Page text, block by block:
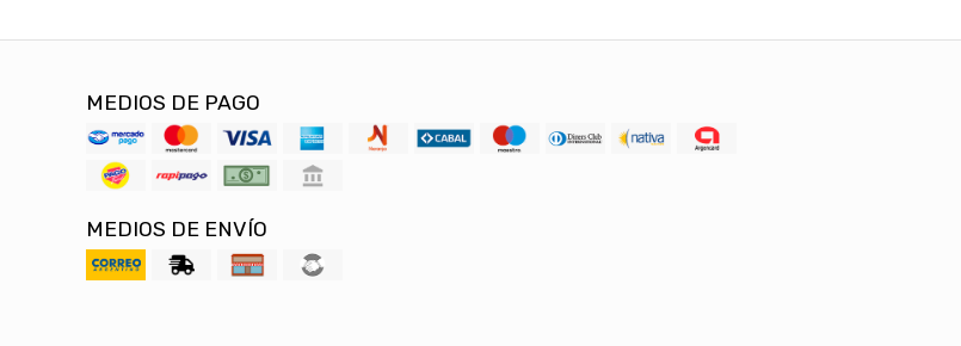
MEDIOS DE PAGO
MEDIOS DE ENVÍO